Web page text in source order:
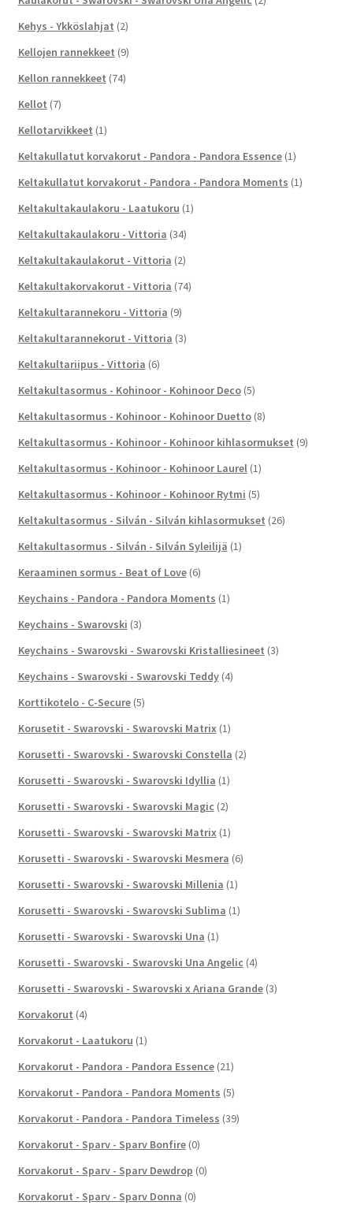
Kehys - Ykköslahjat (2)
Kellojen rannekkeet (9)
Kellon rannekkeet (74)
Kellot (7)
Kellotarvikkeet (1)
Keltakullatut korvakorut - Pandora - Pandora Essence (1)
Keltakullatut korvakorut - Pandora - Pandora Moments (1)
Keltakultakaulakoru - Laatukoru (1)
Keltakultakaulakoru - Vittoria (34)
Keltakultakaulakorut - Vittoria (2)
Keltakultakorvakorut - Vittoria (74)
Keltakultarannekoru - Vittoria (9)
Keltakultarannekorut - Vittoria (3)
Keltakultariipus - Vittoria (6)
Keltakultasormus - Kohinoor - Kohinoor Deco (5)
Keltakultasormus - Kohinoor - Kohinoor Duetto (8)
Keltakultasormus - Kohinoor - Kohinoor kihlasormukset (9)
Keltakultasormus - Kohinoor - Kohinoor Laurel (1)
Keltakultasormus - Kohinoor - Kohinoor Rytmi (5)
Keltakultasormus - Silván - Silván kihlasormukset (26)
Keltakultasormus - Silván - Silván Syleilijä (1)
Keraaminen sormus - Beat of Love (6)
Keychains - Pandora - Pandora Moments (1)
Keychains - Swarovski (3)
Keychains - Swarovski - Swarovski Kristalliesineet (3)
Keychains - Swarovski - Swarovski Teddy (4)
Korttikotelo - C-Secure (5)
Korusetit - Swarovski - Swarovski Matrix (1)
Korusetti - Swarovski - Swarovski Constella (2)
Korusetti - Swarovski - Swarovski Idyllia (1)
Korusetti - Swarovski - Swarovski Magic (2)
Korusetti - Swarovski - Swarovski Matrix (1)
Korusetti - Swarovski - Swarovski Mesmera (6)
Korusetti - Swarovski - Swarovski Millenia (1)
Korusetti - Swarovski - Swarovski Sublima (1)
Korusetti - Swarovski - Swarovski Una (1)
Korusetti - Swarovski - Swarovski Una Angelic (4)
Korusetti - Swarovski - Swarovski x Ariana Grande (3)
Korvakorut (4)
Korvakorut - Laatukoru (1)
Korvakorut - Pandora - Pandora Essence (21)
Korvakorut - Pandora - Pandora Moments (5)
Korvakorut - Pandora - Pandora Timeless (39)
Korvakorut - Sparv - Sparv Bonfire (0)
Korvakorut - Sparv - Sparv Dewdrop (0)
Korvakorut - Sparv - Sparv Donna (0)